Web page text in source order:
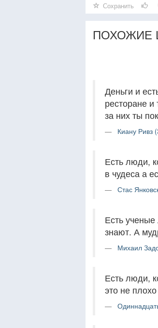
Сохранить
ПОХОЖИЕ
Деньги и
ресторане и
за них ты
Киану Ривз
Есть люди,
в чудеса а
Стас
Есть
знают. А
Михаил
Есть люди,
это не